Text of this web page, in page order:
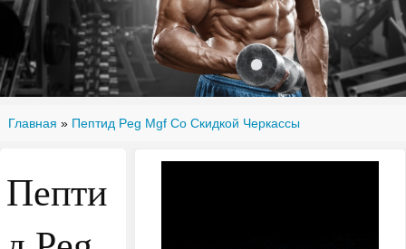
Главная » Пептид Peg Mgf Со Скидкой Черкассы
Пепти